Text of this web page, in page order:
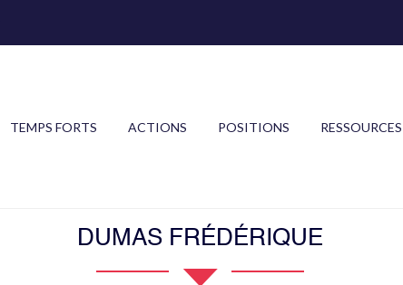
TEMPS FORTS ACTIONS POSITIONS RESSOURCES
DUMAS FRÉDÉRIQUE